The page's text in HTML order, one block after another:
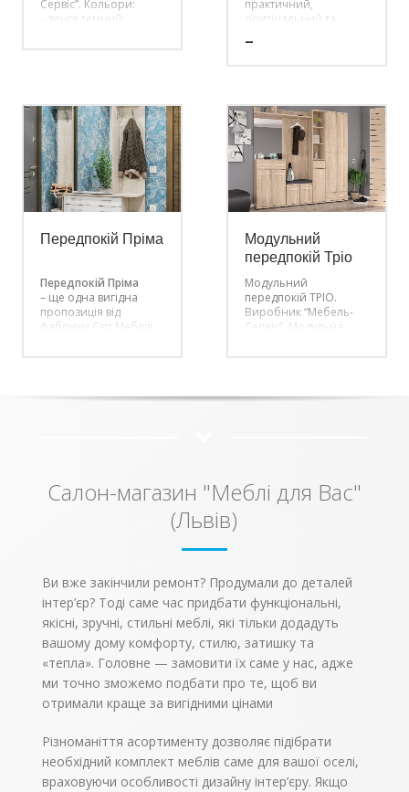
Сервіс”. Кольори:
– венге темний;
практичний,
оригінальний та
виготовлений у
невеликі розміри
вмістив у себе все
необхідне, тумбу для
взуття, відкриті гачки,
полку для головних
уборів і ще багато
різних дрібниць.
–
Передпокій Пріма
Передпокій Пріма
– ще одна вигідна
пропозиція від
фабрики Світ Меблів.
вішалки для
виглядати акуратно і
привабливо.
Модульний
передпокій Тріо
Модульний
передпокій ТРІО.
Виробник “Мебель-
Сервіс”. Модульна
довільному порядку у
Салон-магазин "Меблі для Вас"
(Львів)
Ви вже закінчили ремонт? Продумали до деталей
інтер’єр? Тоді саме час придбати функціональні,
якісні, зручні, стильні меблі, які тільки додадуть
вашому дому комфорту, стилю, затишку та
«тепла». Головне — замовити їх саме у нас, адже
ми точно зможемо подбати про те, щоб ви
отримали краще за вигідними цінами
Різноманіття асортименту дозволяє підібрати
необхідний комплект меблів саме для вашої оселі,
враховуючи особливості дизайну інтер’єру. Якщо